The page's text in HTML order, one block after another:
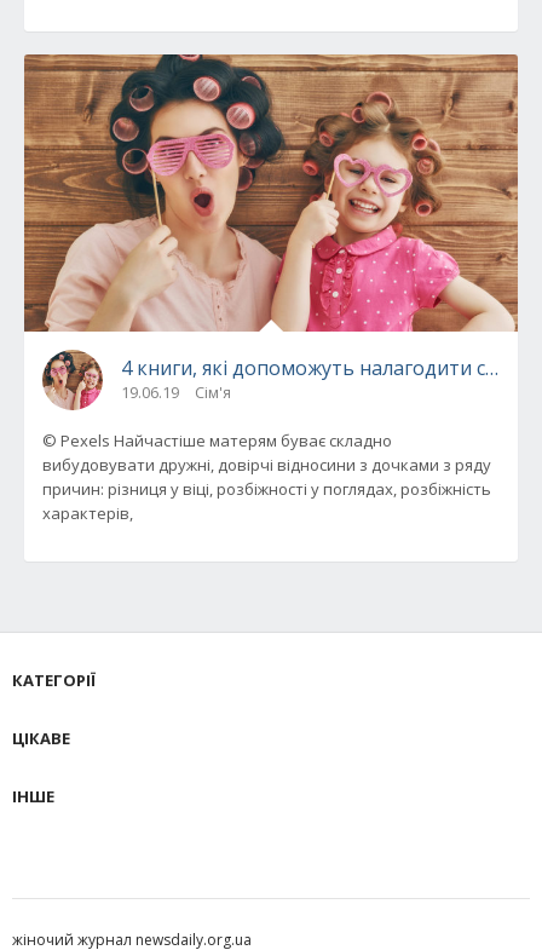
4 книги, які допоможуть налагодити
19.06.19 Сім'я
© Pexels Найчастіше матерям буває складно
вибудовувати дружні, довірчі відносини з дочками з ряду
причин: різниця у віці, розбіжності у поглядах, розбіжність
характерів,
КАТЕГОРІЇ
ЦІКАВЕ
ІНШЕ
жіночий журнал newsdaily.org.ua